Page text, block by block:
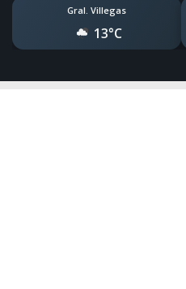
Gral. Villegas
13°C